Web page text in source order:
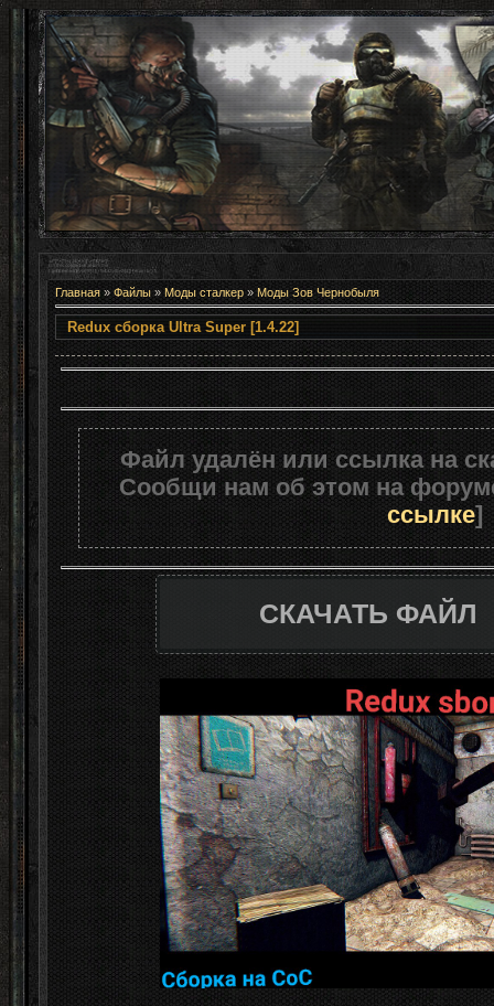
Главная» Файлы» Моды сталкер» Моды Зов Чернобыля
Redux сборка Ultra Super
Файл удалён или ссылка на
Сообщи нам об этом на
ссылке]
СКАЧАТЬ ФАЙЛ